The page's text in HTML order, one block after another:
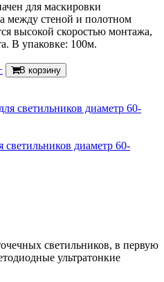
для маскировки
между стеной и полотном
высокой скоростью монтажа,
В упаковке: 100м.
В корзину
светильников диаметр 60-
светильников, в первую
ультратонкие